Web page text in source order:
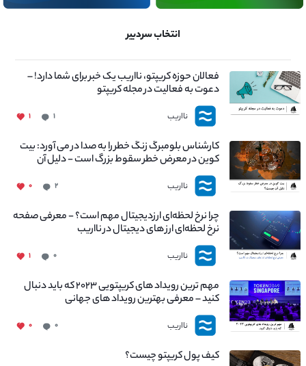
انتخاب سردبیر
فعالان حوزه کریپتو، نااریب یک خبر برای شما دارد! –
دعوت به فعالیت در مجله کریپتو
نااریب ۱ ۱
کارشناس بلومبرگ زنگ خطر را به صدا در می آورد: بیت
کوین در معرض خطر سقوط بزرگ است - دلیل آن
چیست؟
نااریب ۲ ۰
چرا نرخ لحظه‌ای ارزدیجیتال مهم است؟ - معرفی صفحه
نرخ لحظه‌ای ارز های دیجیتال در نااریب
نااریب ۰ ۱
مهم ترین رویداد های کریپتویی ۲۰۲۳ که باید دنبال
کنید – معرفی بهترین رویداد های جهانی
نااریب ۰ ۰
کیف پول کریپتو چیست؟